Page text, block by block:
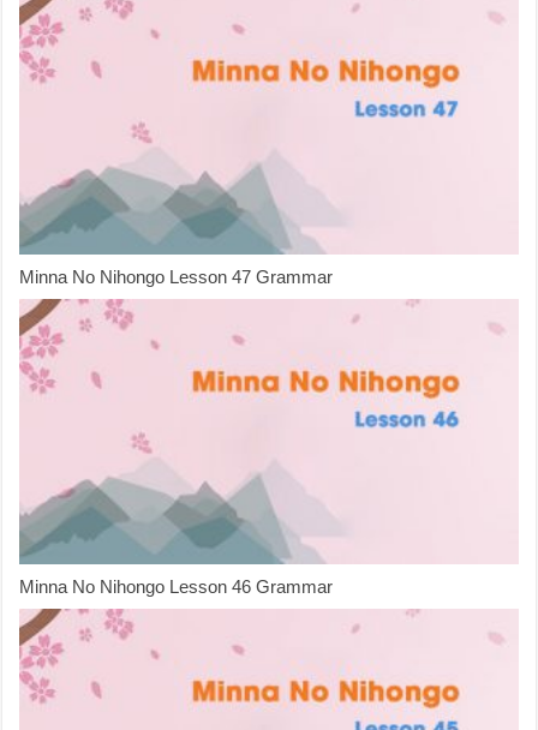
Minna No Nihongo Lesson 47 Grammar
Minna No Nihongo Lesson 46 Grammar